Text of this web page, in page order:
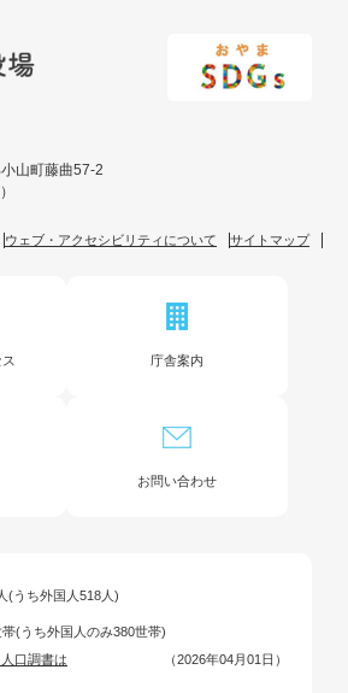
山町藤曲57-2
ウェブ・アクセシビリティについて
サイトマップ
庁舎案内
お問い合わせ
(うち外国人518人)
(うち外国人のみ380世帯)
口調書は
（2026年04月01日）